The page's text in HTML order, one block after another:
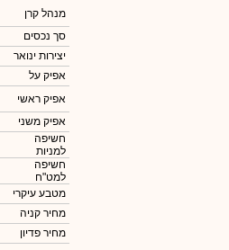
מנהל קרן
סך נכסים
יצירות ינואר
אפיק על
אפיק ראשי
אפיק משני
חשיפה
למניות
חשיפה
למט"ח
מטבע עיקרי
מחיר קניה
מחיר פדיון